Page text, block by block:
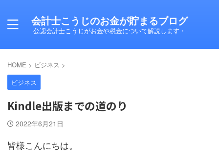
会計士こうじのお金が貯まるブログ
公認会計士こうじがお金や税金について解説します・
HOME > ビジネス >
ビジネス
Kindle出版までの道のり
2022年6月21日
皆様こんにちは。